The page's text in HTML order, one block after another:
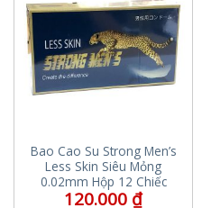
Bao Cao Su Strong Men’s
Less Skin Siêu Mỏng
0.02mm Hộp 12 Chiếc
120.000 ₫